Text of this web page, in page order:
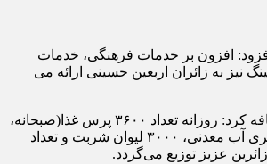
افزود: افزون بر خدمات فرهنگی، خدمات
نیز به زائران اربعین حسینی ارائه می
دکتر علی‌محمدی، اضافه کرد: روزانه تعداد ۳۶۰۰ پرس غذا(صبحانه،
نهار و شام)، ۲۰۰۰ بطری آب معدنی، ۳۰۰۰ لیوان شربت و تعداد